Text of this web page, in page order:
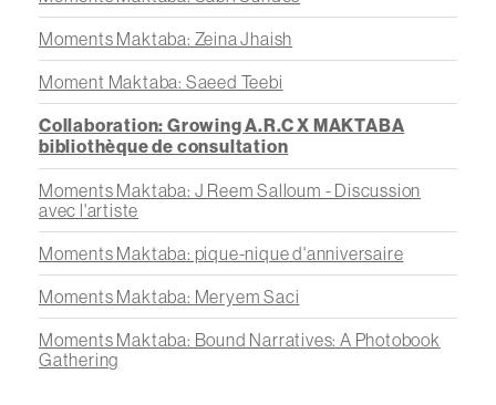
Moments Maktaba: Zeina Jhaish
Moment Maktaba: Saeed Teebi
Collaboration: Growing A.R.C X MAKTABA
bibliothèque de consultation
Moments Maktaba: J Reem Salloum - Discussion
avec l'artiste
Moments Maktaba: pique-nique d'anniversaire
Moments Maktaba: Meryem Saci
Moments Maktaba: Bound Narratives: A Photobook
Gathering